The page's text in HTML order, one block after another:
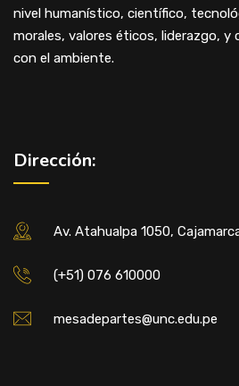
nivel humanístico, científico,
morales, valores éticos, liderazgo,
con el ambiente.
Dirección:
Av. Atahualpa 1050,
(+51) 076 610000
mesadepartes@unc.edu.pe